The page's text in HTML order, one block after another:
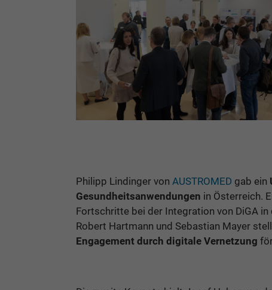
Philipp Lindinger von AUSTROMED gab ein
Gesundheitsanwendungen in Österreich.
Fortschritte bei der Integration von DiGA
Robert Hartmann und Sebastian Mayer
Engagement durch digitale Vernetzung